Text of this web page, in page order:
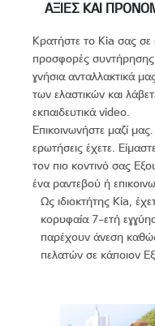
ΑΞΊΕΣ ΚΑΙ
Κρατήστε το Kia σας σε
προσφορές συντήρησης
γνήσια ανταλλακτικά
των ελαστικών και
εκπαιδευτικά video.
Επικοινωνήστε μαζί
ερωτήσεις έχετε.
τον πιο κοντινό σας
ένα ραντεβού ή
Ως ιδιοκτήτης Kia,
κορυφαία 7-ετή
παρέχουν άνεση
πελατών σε κάποιον